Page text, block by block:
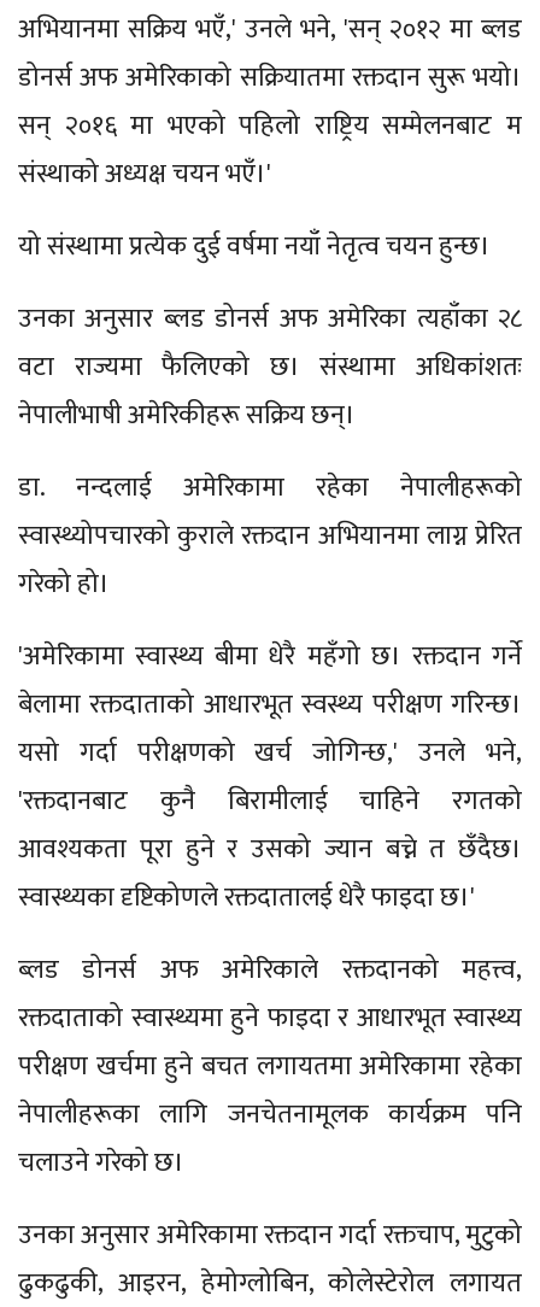
अभियानमा सक्रिय भएँ,' उनले भने, 'सन् २०१२ मा ब्लड
डोनर्स अफ अमेरिकाको सक्रियातमा रक्तदान सुरू भयो।
सन् २०१६ मा भएको पहिलो राष्ट्रिय सम्मेलनबाट म
संस्थाको अध्यक्ष चयन भएँ।'
यो संस्थामा प्रत्येक दुई वर्षमा नयाँ नेतृत्व चयन हुन्छ।
उनका अनुसार ब्लड डोनर्स अफ अमेरिका त्यहाँका २८
वटा राज्यमा फैलिएको छ। संस्थामा अधिकांशतः
नेपालीभाषी अमेरिकीहरू सक्रिय छन्।
डा. नन्दलाई अमेरिकामा रहेका नेपालीहरूको
स्वास्थ्योपचारको कुराले रक्तदान अभियानमा लाग्न प्रेरित
गरेको हो।
'अमेरिकामा स्वास्थ्य बीमा धेरै महँगो छ। रक्तदान गर्ने
बेलामा रक्तदाताको आधारभूत स्वस्थ्य परीक्षण गरिन्छ।
यसो गर्दा परीक्षणको खर्च जोगिन्छ,' उनले भने,
'रक्तदानबाट कुनै बिरामीलाई चाहिने रगतको
आवश्यकता पूरा हुने र उसको ज्यान बच्ने त छँदैछ।
स्वास्थ्यका दृष्टिकोणले रक्तदातालई धेरै फाइदा छ।'
ब्लड डोनर्स अफ अमेरिकाले रक्तदानको महत्त्व,
रक्तदाताको स्वास्थ्यमा हुने फाइदा र आधारभूत स्वास्थ्य
परीक्षण खर्चमा हुने बचत लगायतमा अमेरिकामा रहेका
नेपालीहरूका लागि जनचेतनामूलक कार्यक्रम पनि
चलाउने गरेको छ।
उनका अनुसार अमेरिकामा रक्तदान गर्दा रक्तचाप, मुटुको
ढुकढुकी, आइरन, हेमोग्लोबिन, कोलेस्टेरोल लगायत